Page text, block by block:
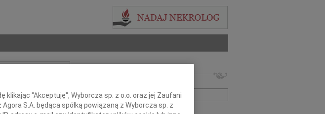
Szukaj nekrologów i wspomnień
+ szukanie zaawansowane
klikając "Akceptuję", Wyborcza sp. z o.o. oraz jej Zaufani
S.A. będąca spółką powiązaną z Wyborcza sp. z